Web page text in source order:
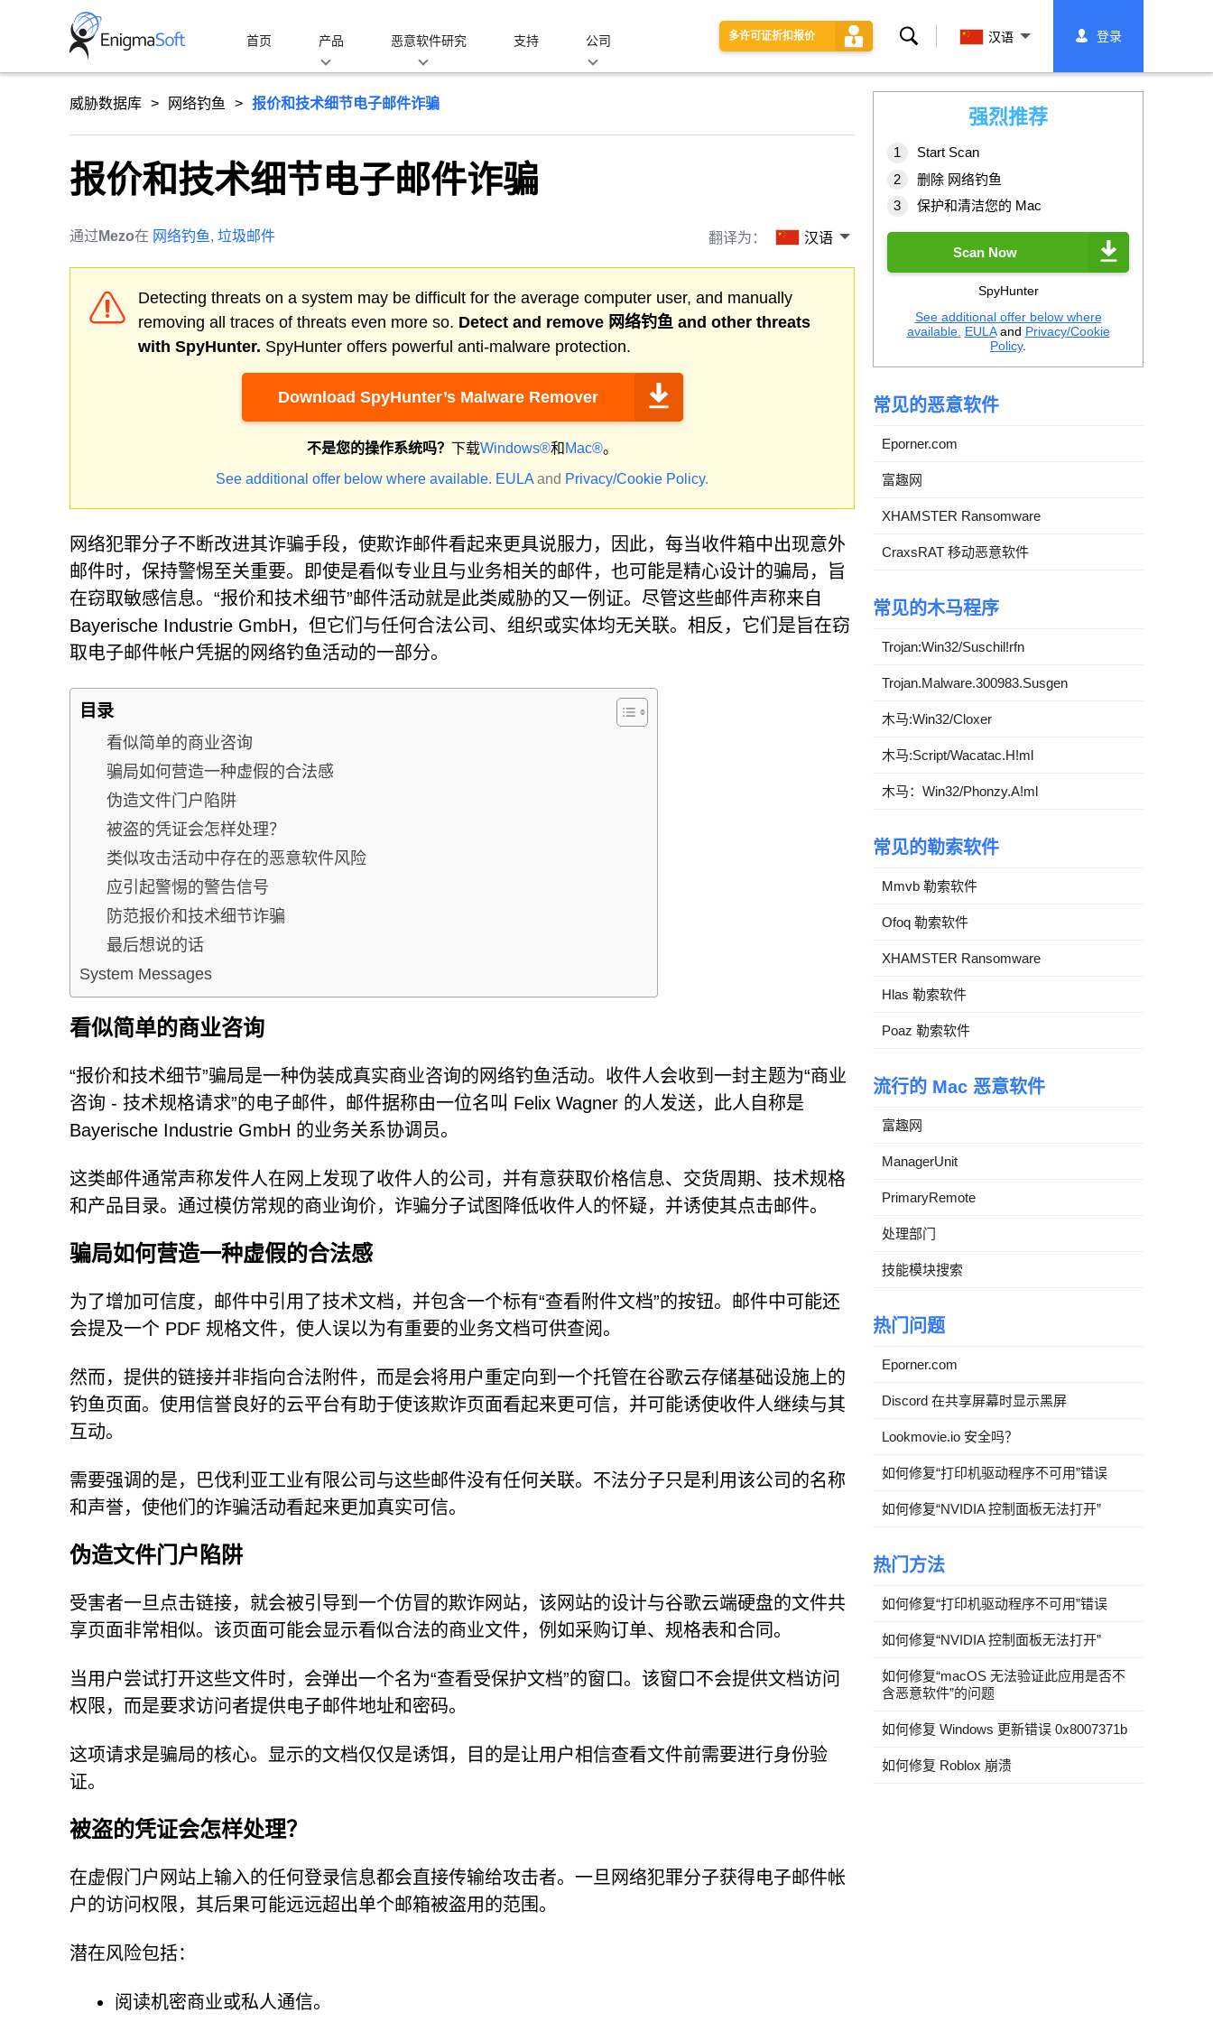
首页 产品 恶意软件研究 支持 公司 多许可证折扣报价
搜
汉语 登录
威胁数据库 网络钓鱼 报价和技术细节电子邮件诈骗
报价和技术细节电子邮件诈骗
通过 Mezo在 网络钓鱼, 垃圾邮件 翻译为： 汉语
Detecting threats on a system may be difficult for the average computer user, and manually
removing all traces of threats even more so. Detect and remove 网络钓鱼 and other threats
with SpyHunter. SpyHunter offers powerful anti-malware protection.
Download SpyHunter’s Malware Remover
不是您的操作系统吗？ 下载Windows®和 Mac®。
See additional offer below where available. EULA and Privacy/Cookie Policy.
网络犯罪分子不断改进其诈骗手段，使欺诈邮件看起来更具说服力，因此，每当收件箱中出现意外
邮件时，保持警惕至关重要。即使是看似专业且与业务相关的邮件，也可能是精心设计的骗局，旨
在窃取敏感信息。“报价和技术细节”邮件活动就是此类威胁的又一例证。尽管这些邮件声称来自
Bayerische Industrie GmbH，但它们与任何合法公司、组织或实体均无关联。相反，它们是旨在窃
取电子邮件帐户凭据的网络钓鱼活动的一部分。
目录
看似简单的商业咨询
骗局如何营造一种虚假的合法感
伪造文件门户陷阱
被盗的凭证会怎样处理？
类似攻击活动中存在的恶意软件风险
应引起警惕的警告信号
防范报价和技术细节诈骗
最后想说的话
System Messages
看似简单的商业咨询
“报价和技术细节”骗局是一种伪装成真实商业咨询的网络钓鱼活动。收件人会收到一封主题为“商业
咨询 - 技术规格请求”的电子邮件，邮件据称由一位名叫 Felix Wagner 的人发送，此人自称是
Bayerische Industrie GmbH 的业务关系协调员。
这类邮件通常声称发件人在网上发现了收件人的公司，并有意获取价格信息、交货周期、技术规格
和产品目录。通过模仿常规的商业询价，诈骗分子试图降低收件人的怀疑，并诱使其点击邮件。
骗局如何营造一种虚假的合法感
为了增加可信度，邮件中引用了技术文档，并包含一个标有“查看附件文档”的按钮。邮件中可能还
会提及一个 PDF 规格文件，使人误以为有重要的业务文档可供查阅。
然而，提供的链接并非指向合法附件，而是会将用户重定向到一个托管在谷歌云存储基础设施上的
钓鱼页面。使用信誉良好的云平台有助于使该欺诈页面看起来更可信，并可能诱使收件人继续与其
互动。
需要强调的是，巴伐利亚工业有限公司与这些邮件没有任何关联。不法分子只是利用该公司的名称
和声誉，使他们的诈骗活动看起来更加真实可信。
伪造文件门户陷阱
受害者一旦点击链接，就会被引导到一个仿冒的欺诈网站，该网站的设计与谷歌云端硬盘的文件共
享页面非常相似。该页面可能会显示看似合法的商业文件，例如采购订单、规格表和合同。
当用户尝试打开这些文件时，会弹出一个名为“查看受保护文档”的窗口。该窗口不会提供文档访问
权限，而是要求访问者提供电子邮件地址和密码。
这项请求是骗局的核心。显示的文档仅仅是诱饵，目的是让用户相信查看文件前需要进行身份验
证。
被盗的凭证会怎样处理？
在虚假门户网站上输入的任何登录信息都会直接传输给攻击者。一旦网络犯罪分子获得电子邮件帐
户的访问权限，其后果可能远远超出单个邮箱被盗用的范围。
潜在风险包括：
阅读机密商业或私人通信。
强烈推荐
Start Scan
删除 网络钓鱼
保护和清洁您的 Mac
Scan Now
SpyHunter
See additional offer below where
available. EULAand Privacy/Cookie
Policy.
常见的恶意软件
Eporner.com
富趣网
XHAMSTER Ransomware
CraxsRAT 移动恶意软件
常见的木马程序
Trojan:Win32/Suschil!rfn
Trojan.Malware.300983.Susgen
木马:Win32/Cloxer
木马:Script/Wacatac.H!ml
木马：Win32/Phonzy.A!ml
常见的勒索软件
Mmvb 勒索软件
Ofoq 勒索软件
XHAMSTER Ransomware
Hlas 勒索软件
Poaz 勒索软件
流行的 Mac 恶意软件
富趣网
ManagerUnit
PrimaryRemote
处理部门
技能模块搜索
热门问题
Eporner.com
Discord 在共享屏幕时显示黑屏
Lookmovie.io 安全吗？
如何修复“打印机驱动程序不可用”错误
如何修复“NVIDIA 控制面板无法打开”
热门方法
如何修复“打印机驱动程序不可用”错误
如何修复“NVIDIA 控制面板无法打开”
如何修复“macOS 无法验证此应用是否不
含恶意软件”的问题
如何修复 Windows 更新错误 0x8007371b
如何修复 Roblox 崩溃